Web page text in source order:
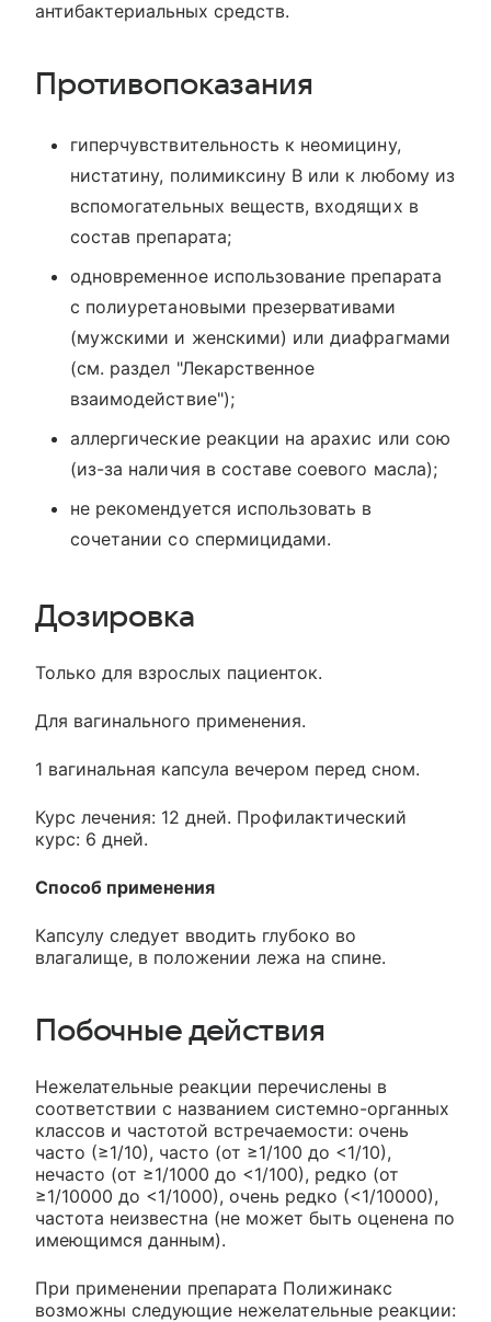
антибактериальных средств.
Противопоказания
гиперчувствительность к неомицину,
нистатину, полимиксину В или к любому из
вспомогательных веществ, входящих в
состав препарата;
одновременное использование препарата
с полиуретановыми презервативами
(мужскими и женскими) или диафрагмами
(см. раздел "Лекарственное
взаимодействие");
аллергические реакции на арахис или сою
(из-за наличия в составе соевого масла);
не рекомендуется использовать в
сочетании со спермицидами.
Дозировка
Только для взрослых пациенток.
Для вагинального применения.
1 вагинальная капсула вечером перед сном.
Курс лечения: 12 дней. Профилактический
курс: 6 дней.
Способ применения
Капсулу следует вводить глубоко во
влагалище, в положении лежа на спине.
Побочные действия
Нежелательные реакции перечислены в
соответствии с названием системно-органных
классов и частотой встречаемости: очень
часто (≥1/10), часто (от ≥1/100 до <1/10),
нечасто (от ≥1/1000 до <1/100), редко (от
≥1/10000 до <1/1000), очень редко (<1/10000),
частота неизвестна (не может быть оценена по
имеющимся данным).
При применении препарата Полижинакс
возможны следующие нежелательные реакции: